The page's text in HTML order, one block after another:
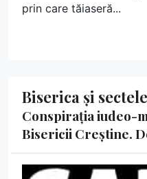
prin care tăiaseră...
Biserica și sectele
Conspirația iudeo-
Bisericii Creștine.